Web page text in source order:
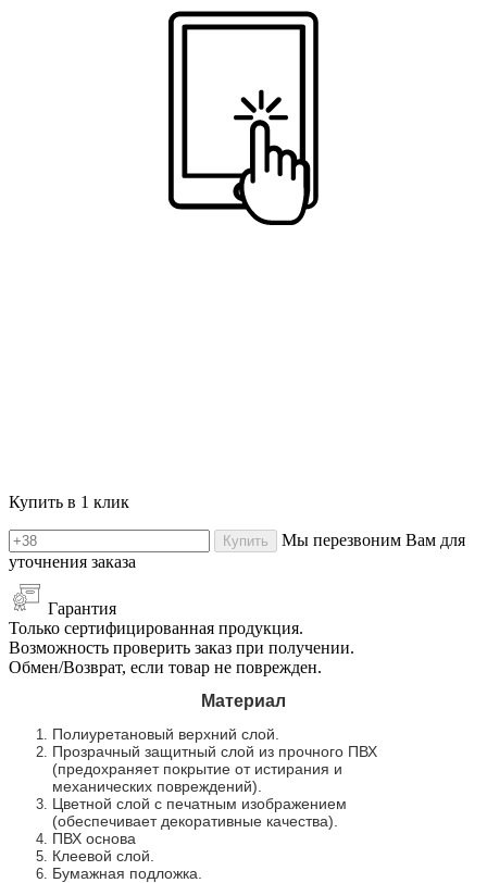
Купить в 1 клик
Купить
Мы перезвоним Вам для
уточнения заказа
Гарантия
Только сертифицированная продукция.
Возможность проверить заказ при получении.
Обмен/Возврат, если товар не поврежден.
Материал
Полиуретановый верхний слой.
Прозрачный защитный слой из прочного ПВХ
(предохраняет покрытие от истирания и
механических повреждений).
Цветной слой с печатным изображением
(обеспечивает декоративные качества).
ПВХ основа
Клеевой слой.
Бумажная подложка.